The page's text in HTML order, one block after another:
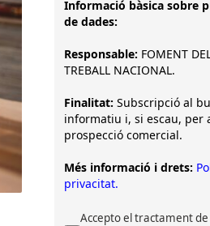
Informació bàsica sobre
de dades:
Responsable: FOMENT
TREBALL NACIONAL.
Finalitat: Subscripció al
informatiu i, si escau, per
prospecció comercial.
Més informació i drets:
privacitat.
Accepto el tractament